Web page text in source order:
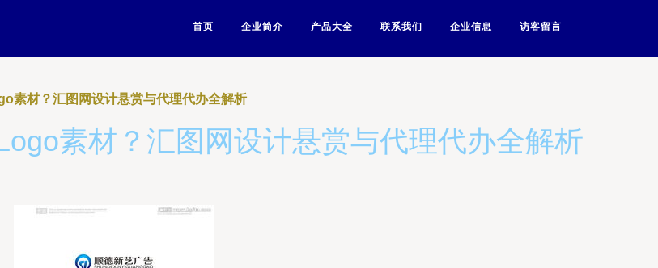
首页 企业简介 产品大全 联系我们 企业信息 访客留言
素材？汇图网设计悬赏与代理代办全解析
素材？汇图网设计悬赏与代理代办全解析